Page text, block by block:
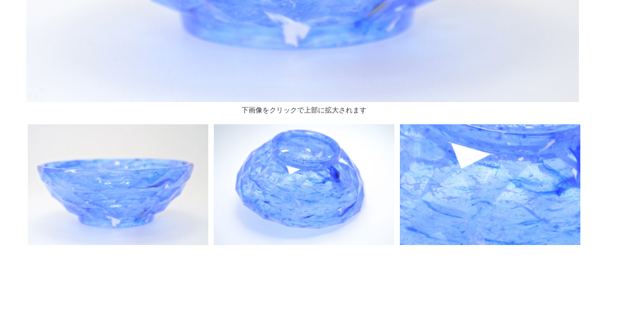
下画像をクリックで上部に拡大されます